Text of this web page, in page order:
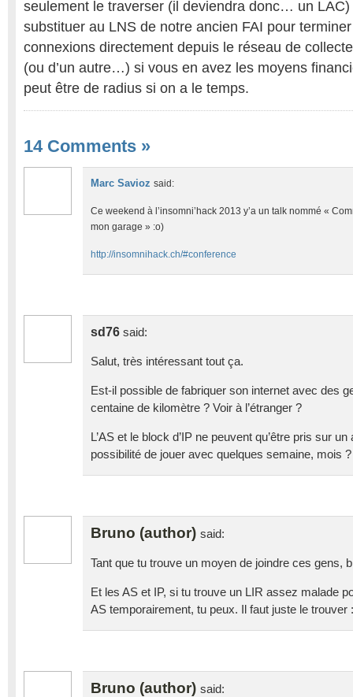
seulement le traverser (il deviendra donc… un
substituer au LNS de notre ancien FAI pour
connexions directement depuis le réseau de
(ou d’un autre…) si vous en avez les moyens
peut être de radius si on a le temps.
14 Comments »
Marc Savioz said:
Ce weekend à l’insomni’hack 2013 y’a un talk nommé «
mon garage » :o)
http://insomnihack.ch/#conference
sd76 said:
Salut, très intéressant tout ça.
Est-il possible de fabriquer son internet avec des
centaine de kilomètre ? Voir à l’étranger ?
L’AS et le block d’IP ne peuvent qu’être pris sur
possibilité de jouer avec quelques semaine, mois ?
Bruno (author) said:
Tant que tu trouve un moyen de joindre ces gens,
Et les AS et IP, si tu trouve un LIR assez malade
AS temporairement, tu peux. Il faut juste le trouver
Bruno (author) said: